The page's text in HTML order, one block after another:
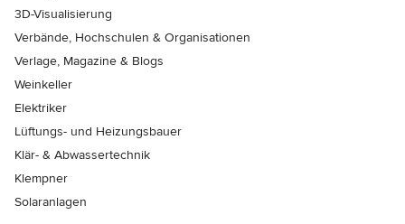
3D-Visualisierung
Verbände, Hochschulen & Organisationen
Verlage, Magazine & Blogs
Weinkeller
Elektriker
Lüftungs- und Heizungsbauer
Klär- & Abwassertechnik
Klempner
Solaranlagen